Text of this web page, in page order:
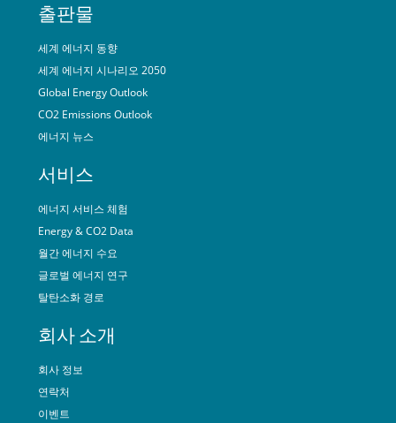
출판물
세계 에너지 동향
세계 에너지 시나리오 2050
Global Energy Outlook
CO2 Emissions Outlook
에너지 뉴스
서비스
에너지 서비스 체험
Energy & CO2 Data
월간 에너지 수요
글로벌 에너지 연구
탈탄소화 경로
회사 소개
회사 정보
연락처
이벤트